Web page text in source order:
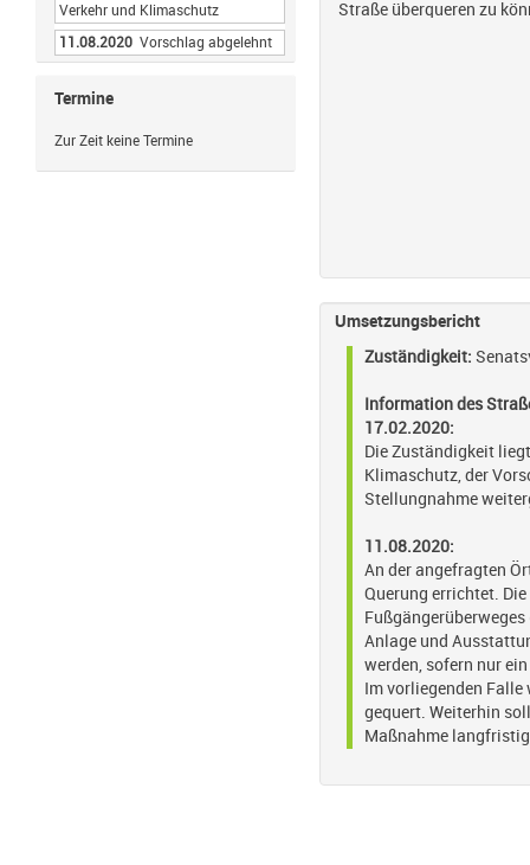
Verkehr und Klimaschutz
11.08.2020 Vorschlag abgelehnt
Termine
Zur Zeit keine Termine
Straße überqueren zu
Umsetzungsbericht
Zuständigkeit:
Information des
17.02.2020:
Die Zuständigkeit
Klimaschutz, der
Stellungnahme
11.08.2020:
An der angefragten
Querung errichtet.
Anlage und
werden, sofern nur
Im vorliegenden
gequert. Weiterhin
Maßnahme